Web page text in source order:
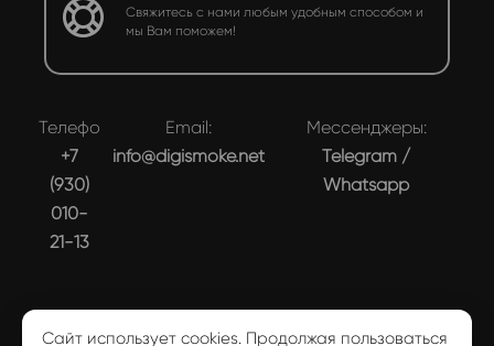
Свяжитесь с нами любым удобным способом и
мы Вам поможем!
Телефон:
+7
(930)
010-
21-13
Email:
info@digismoke.net
Мессенджеры:
Telegram /
Whatsapp
Сайт использует cookies. Продолжая пользоваться